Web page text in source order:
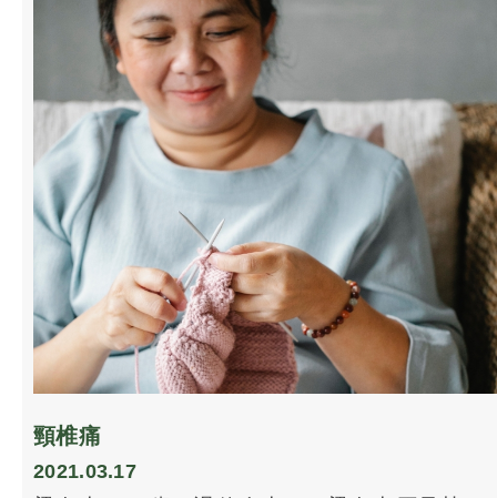
引發子宮、卵巢或乳癌之類而拒絕服用。 陳
女士絕望之際，看到本中心廣告，抱著姑且一
試的心情，經醫師細心打脈，發覺陳女士脾濕
胃寒，氣血兩虛得嚴重，體溫偏低加上心跳頻
率較高，問診後更得知陳女士十多年來小腹冷
凍，手腳冰冷，認為陳女士首要調理脾胃，攪
好整體健康，至於經期方面的問題，只可順其
自然。 經過數月的全身艾灸療程，加上適當
的食療，整體健康有明顯的改進，小腹好像有
個小太陽，手腳溫暖，心跳頻率由從前的每分
鐘90多次，回落至70多次，面色由灰暗轉為紅
潤，經期更奇蹟地回復正常。
頸椎痛
2021.03.17